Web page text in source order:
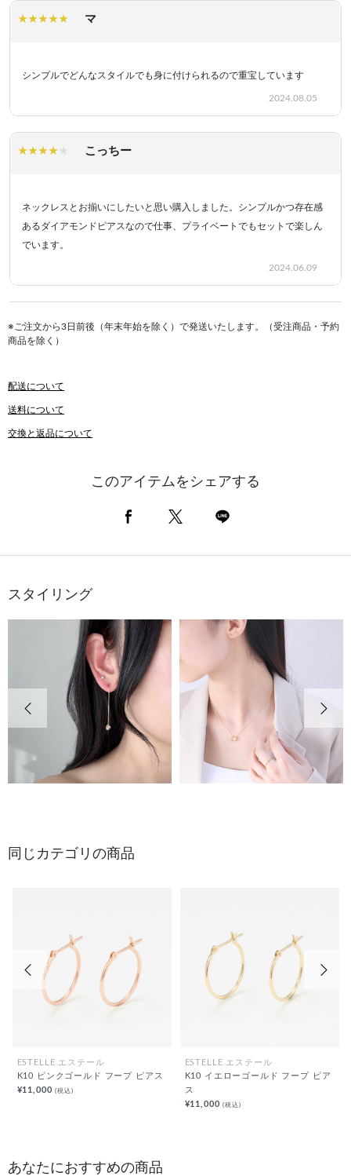
マ
シンプルでどんなスタイルでも身に付けられるので重宝しています
2024.08.05
こっちー
ネックレスとお揃いにしたいと思い購入しました。シンプルかつ存在感
あるダイアモンドピアスなので仕事、プライベートでもセットで楽しん
でいます。
2024.06.09
※ご注文から3日前後（年末年始を除く）で発送いたします。（受注商品・予約
商品を除く）
配送について
送料について
交換と返品について
このアイテムをシェアする
スタイリング
同じカテゴリの商品
ESTELLE エステール
K10 ピンクゴールド フープ ピアス
¥11,000(税込)
ESTELLE エステール
K10 イエローゴールド フープ ピア
ス
¥11,000(税込)
前の画像
あなたにおすすめの商品